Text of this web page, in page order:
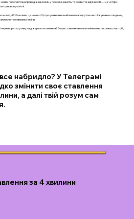
перспектив, впровадження змін у повсякденність та розвиток вдячності — це чотири
у новому світлі.
сьогодні? Можливо, це нове хобі, прогулянка незнайомим маршрутом чи спілкування з людьми,
початком великої зміни.
перетворити рутину на джерело натхнення? Ваше ставлення може змінити не лише ваш настрій,
набридло? У Телеграмі
змінити своє ставлення
а далі твій розум сам
за 4 хвилини